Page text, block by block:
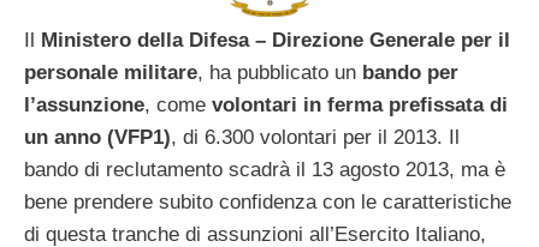
Il Ministero della Difesa – Direzione Generale per il
personale militare, ha pubblicato un bando per
l’assunzione, come volontari in ferma prefissata di
un anno (VFP1), di 6.300 volontari per il 2013. Il
bando di reclutamento scadrà il 13 agosto 2013, ma è
bene prendere subito confidenza con le caratteristiche
di questa tranche di assunzioni all’Esercito Italiano,